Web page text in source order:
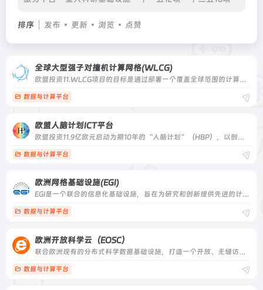
排序 发布 更新 浏览 点赞
全球大型强子对撞机计算网格(WLCG)
欧盟投资11.WLCG项目的目标是通过部署一个覆盖全球范围的计算网格服务，将欧洲、美洲、亚洲等地区的超级计算中心集成到一个虚拟的计算组织中，为LHC实验提供计算资源，包括CPU计算资源、存储资源和网络通信设施等。WLCG项目的目标是通过部署一个覆盖全球范围的计算网格服务，将欧洲、美洲、亚洲等地区的超级计算中心集成到一个虚拟的计算组织中，为LHC实验提供计算资源，包括CPU计算资源、存储资源和网络通信设施等。
数据与计算平台
欧盟人脑计划ICT平台
数据与计算平台
欧洲网格基础设施(EGI)
EGI是一个联合的信息化基础设施，旨在为研究和创新提供先进的计算服务。EGI信息化基础设施由公共资助，包括遍布欧洲和全球的数百个数据中心和云提供商。EGI是一个联合的信息化基础设施，旨在为研究和创新提供先进的计算服务。EGI信息化基础设施由公共资助，包括遍布欧洲和全球的数百个数据中心和云提供商。
数据与计算平台
欧洲开放科学云（EOSC）
联合欧洲现有的分布式科学数据基础设施，打造一个开放、无缝访问的虚拟环境，为170万欧洲科研人员及7000万各领域的专业人士提供跨境、跨领域的科研数据存储、管理、分析与再利用服务联合欧洲现有的分布式科学数据基础设施，打造一个开放、无缝访问的虚拟环境，为170万欧洲科研人员及7000万各领域的专业人士提供跨境、跨领域的科研数据存储、管理、分析与再利用服务
数据与计算平台